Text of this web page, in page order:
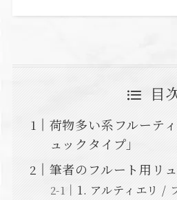
目
荷物多い系フルーテ
ュックタイプ」
筆者のフルート用リ
1. アルティエリ /